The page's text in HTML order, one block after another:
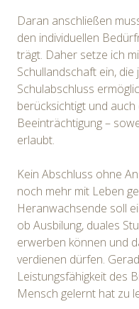
Daran anschließen
den individuellen
trägt. Daher setze ich
Schullandschaft ein,
Schulabschluss
berücksichtigt und
Beeinträchtigung –
erlaubt.
Kein Abschluss ohne
noch mehr mit Leben
Heranwachsende soll
ob Ausbilung, duales
erwerben können und
verdienen dürfen.
Leistungsfähigkeit des
Mensch gelernt hat zu